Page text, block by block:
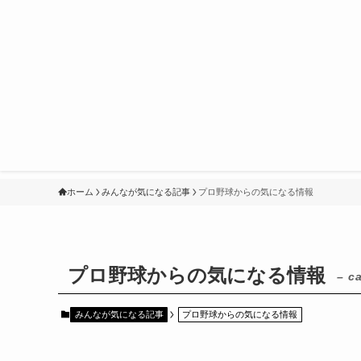
ホーム みんなが気になる記事 プロ野球からの気になる情報
プロ野球からの気になる情報 –
みんなが気になる記事 プロ野球からの気になる情報